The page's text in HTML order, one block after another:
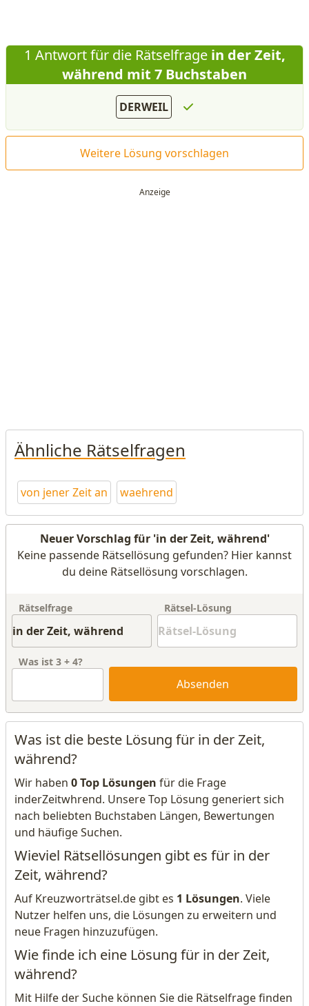
1 Antwort für die Rätselfragein der Zeit,
während mit 7 Buchstaben
DERWEIL
Weitere Lösung vorschlagen
Ähnliche Rätselfragen
von jener Zeit an waehrend
Neuer Vorschlag für 'in der Zeit, während'
Keine passende Rätsellösung gefunden? Hier kannst
du deine Rätsellösung vorschlagen.
Rätselfrage Rätsel-Lösung
Was ist 3 + 4?
Absenden
Was ist die beste Lösung für in der Zeit,
während?
Wir haben 0 Top Lösungen für die Frage
inderZeitwhrend. Unsere Top Lösung generiert sich
nach beliebten Buchstaben Längen, Bewertungen
und häufige Suchen.
Wieviel Rätsellösungen gibt es für in der
Zeit, während?
Auf Kreuzworträtsel.de gibt es 1 Lösungen. Viele
Nutzer helfen uns, die Lösungen zu erweitern und
neue Fragen hinzuzufügen.
Wie finde ich eine Lösung für in der Zeit,
während?
Mit Hilfe der Suche können Sie die Rätselfrage finden